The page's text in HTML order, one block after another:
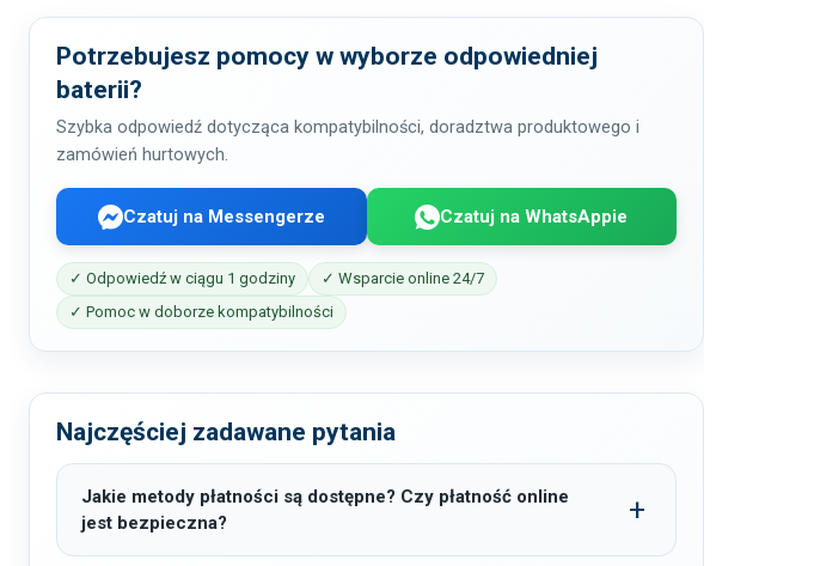
Potrzebujesz pomocy w wyborze odpowiedniej
baterii?
Szybka odpowiedź dotycząca kompatybilności, doradztwa produktowego i
zamówień hurtowych.
Czatuj na Messengerze Czatuj na WhatsAppie
✓ Odpowiedź w ciągu 1 godziny
✓ Wsparcie online 24/7
✓ Pomoc w doborze kompatybilności
Najczęściej zadawane pytania
Jakie metody płatności są dostępne? Czy płatność online
jest bezpieczna?